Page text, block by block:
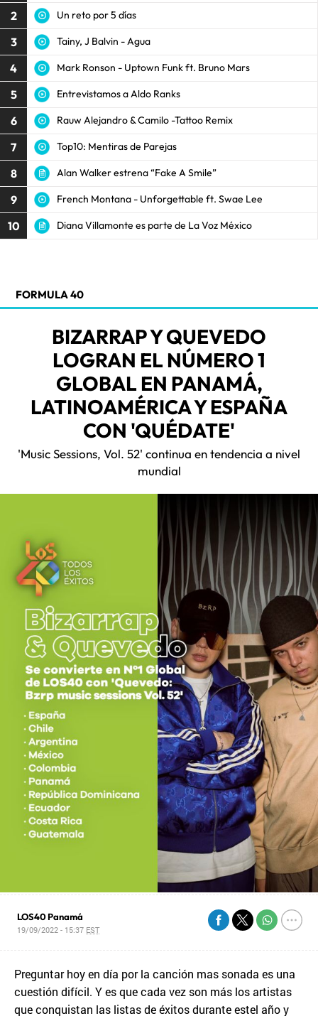
2 Un reto por 5 días
3 Tainy, J Balvin - Agua
4 Mark Ronson - Uptown Funk ft. Bruno Mars
5 Entrevistamos a Aldo Ranks
6 Rauw Alejandro & Camilo -Tattoo Remix
7 Top10: Mentiras de Parejas
8 Alan Walker estrena “Fake A Smile”
9 French Montana - Unforgettable ft. Swae Lee
10 Diana Villamonte es parte de La Voz México
FORMULA 40
BIZARRAP Y QUEVEDO
LOGRAN EL NÚMERO 1
GLOBAL EN PANAMÁ,
LATINOAMÉRICA Y ESPAÑA
CON 'QUÉDATE'
'Music Sessions, Vol. 52' continua en tendencia a nivel
mundial
LOS40 Panamá
19/09/2022 - 15:37 EST
Preguntar hoy en día por la canción mas sonada es una
cuestión difícil. Y es que cada vez son más los artistas
que conquistan las listas de éxitos durante estel año y